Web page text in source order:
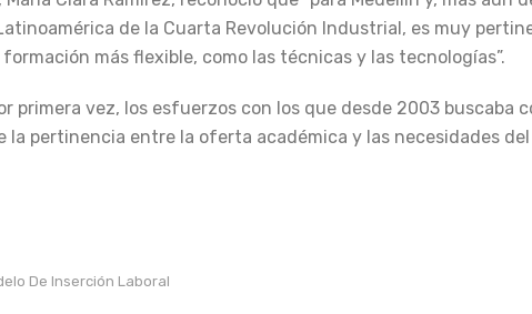
de la Cuarta Revolución Industrial, es muy
más flexible, como las técnicas y las tecnologías”.
primera vez, los esfuerzos con los que desde 2003 buscaba
la pertinencia entre la oferta académica y las necesidades
De Inserción Laboral